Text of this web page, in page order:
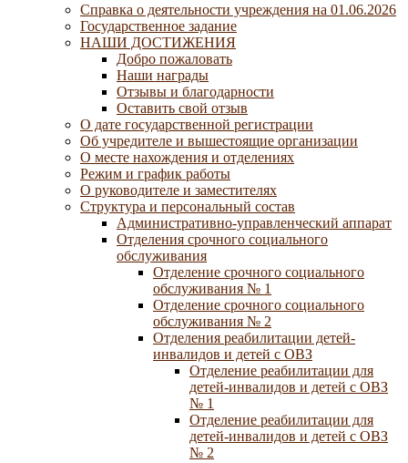
Справка о деятельности учреждения на 01.06.2026
Государственное задание
НАШИ ДОСТИЖЕНИЯ
Добро пожаловать
Наши награды
Отзывы и благодарности
Оставить свой отзыв
О дате государственной регистрации
Об учредителе и вышестоящие организации
О месте нахождения и отделениях
Режим и график работы
О руководителе и заместителях
Структура и персональный состав
Административно-управленческий аппарат
Отделения срочного социального
обслуживания
Отделение срочного социального
обслуживания № 1
Отделение срочного социального
обслуживания № 2
Отделения реабилитации детей-
инвалидов и детей с ОВЗ
Отделение реабилитации для
детей-инвалидов и детей с ОВЗ
№ 1
Отделение реабилитации для
детей-инвалидов и детей с ОВЗ
№ 2